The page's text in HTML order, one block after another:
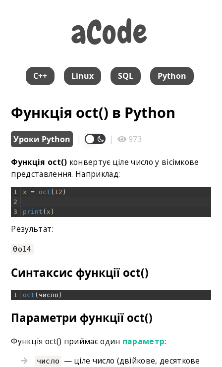
aCode
aCode
C++ Linux SQL Python
Функція oct() в Python
Уроки Python | | 973
Функція oct() конвертує ціле число у вісімкове
представлення. Наприклад:
1
2
3
x = oct ( 12 )
print (x )
Результат:
0o14
Синтаксис функції oct()
1 oct ( число )
Параметри функції oct()
Функція oct() приймає один параметр:
число
— ціле число (двійкове, десяткове